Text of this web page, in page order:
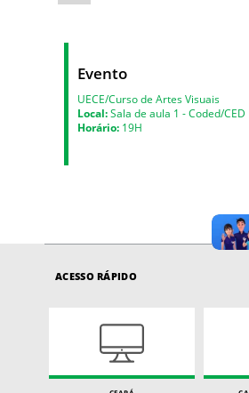
Evento
UECE/Curso de Artes Visuais
Local:Sala de aula 1 - Coded/CED
Horário: 19H
ACESSO RÁPIDO